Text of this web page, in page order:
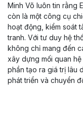
Minh Võ luôn tin rằng
còn là một công cụ
hoạt động, kiểm soát
tranh. Với tư duy hệ
không chỉ mang đến
xây dựng mối quan
phần tạo ra giá trị lâu
phát triển và chuyển